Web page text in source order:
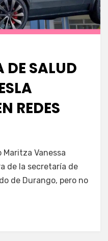
SALUD
REDES
Vanessa
de la secretaría de
de Durango, pero no